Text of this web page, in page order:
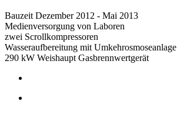
Bauzeit Dezember 2012 - Mai 2013
Medienversorgung von Laboren
zwei Scrollkompressoren
Wasseraufbereitung mit Umkehrosmoseanlage
290 kW Weishaupt Gasbrennwertgerät